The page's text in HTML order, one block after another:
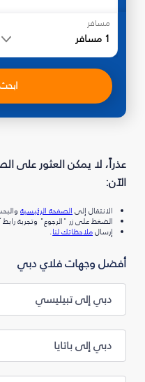
مسافر
1 مسافر
عذراً، لا يمكن العثور على
الآن:
الانتقال إلىالصفحة الرئيسية
الضغط على زر "الرجوع" وتجربة رابط
إرسالملاحظاتك لنا.
أفضل وجهات فلاي دبي
دبي إلى تبيليسي
دبي إلى باتايا